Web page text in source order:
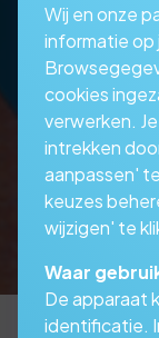
Wij en onze
informatie op
cookies
verwerken.
intrekken
aanpassen'
keuzes
wijzigen' te
Waar
De apparaat
identificatie.